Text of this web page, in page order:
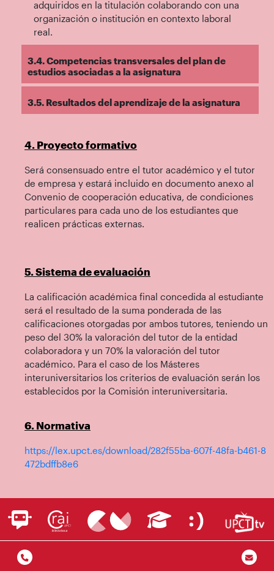
adquiridos en la titulación colaborando con una
organización o institución en contexto laboral
real.
3.4. Competencias transversales del plan de
estudios asociadas a la asignatura
3.5. Resultados del aprendizaje de la asignatura
4. Proyecto formativo
Será consensuado entre el tutor académico y el tutor
de empresa y estará incluido en documento anexo al
Convenio de cooperación educativa, de condiciones
particulares para cada uno de los estudiantes que
realicen prácticas externas.
5. Sistema de evaluación
La calificación académica final concedida al estudiante
será el resultado de la suma ponderada de las
calificaciones otorgadas por ambos tutores, teniendo un
peso del 30% la valoración del tutor de la entidad
colaboradora y un 70% la valoración del tutor
académico. Para el caso de los Másteres
interuniversitarios los criterios de evaluación serán los
establecidos por la Comisión interuniversitaria.
6. Normativa
https://lex.upct.es/download/282f55ba-607f-48fa-b461-8
472bdffb8e6